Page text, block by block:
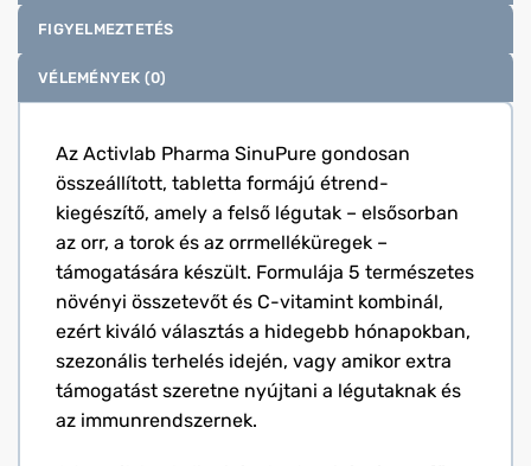
FIGYELMEZTETÉS
VÉLEMÉNYEK (0)
Az Activlab Pharma SinuPure gondosan
összeállított, tabletta formájú étrend-
kiegészítő, amely a felső légutak – elsősorban
az orr, a torok és az orrmelléküregek –
támogatására készült. Formulája 5 természetes
növényi összetevőt és C-vitamint kombinál,
ezért kiváló választás a hidegebb hónapokban,
szezonális terhelés idején, vagy amikor extra
támogatást szeretne nyújtani a légutaknak és
az immunrendszernek.